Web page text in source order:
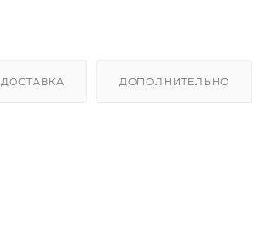
ДОСТАВКА ДОПОЛНИТЕЛЬНО